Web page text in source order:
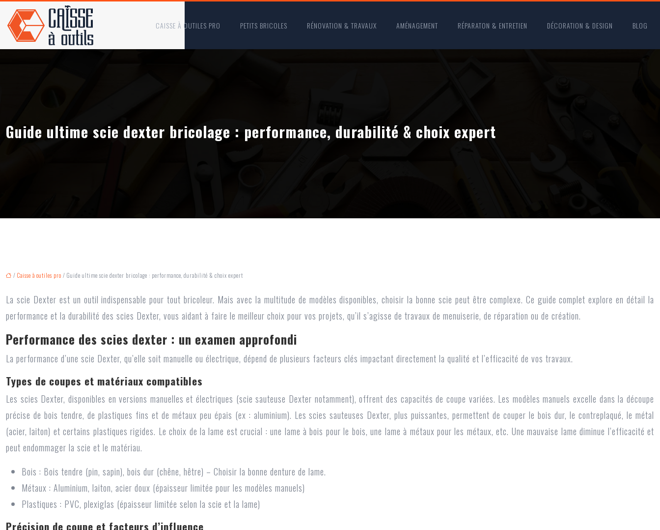
CAISSE À OUTILES PRO PETITS BRICOLES RÉNOVATION & TRAVAUX AMÉNAGEMENT RÉPARATON & ENTRETIEN DÉCORATION & DESIGN BLOG
Guide ultime scie dexter bricolage : performance, durabilité & choix expert
/ Caisse à outiles pro / Guide ultime scie dexter bricolage : performance, durabilité & choix expert
La scie Dexter est un outil indispensable pour tout bricoleur. Mais avec la multitude de modèles disponibles, choisir la bonne scie peut être complexe. Ce guide complet explore en détail la
performance et la durabilité des scies Dexter, vous aidant à faire le meilleur choix pour vos projets, qu’il s’agisse de travaux de menuiserie, de réparation ou de création.
Performance des scies dexter : un examen approfondi
La performance d’une scie Dexter, qu’elle soit manuelle ou électrique, dépend de plusieurs facteurs clés impactant directement la qualité et l’efficacité de vos travaux.
Types de coupes et matériaux compatibles
Les scies Dexter, disponibles en versions manuelles et électriques (scie sauteuse Dexter notamment), offrent des capacités de coupe variées. Les modèles manuels excelle dans la découpe
précise de bois tendre, de plastiques fins et de métaux peu épais (ex : aluminium). Les scies sauteuses Dexter, plus puissantes, permettent de couper le bois dur, le contreplaqué, le métal
(acier, laiton) et certains plastiques rigides. Le choix de la lame est crucial : une lame à bois pour le bois, une lame à métaux pour les métaux, etc. Une mauvaise lame diminue l’efficacité et
peut endommager la scie et le matériau.
Bois : Bois tendre (pin, sapin), bois dur (chêne, hêtre) – Choisir la bonne denture de lame.
Métaux : Aluminium, laiton, acier doux (épaisseur limitée pour les modèles manuels)
Plastiques : PVC, plexiglas (épaisseur limitée selon la scie et la lame)
Précision de coupe et facteurs d’influence